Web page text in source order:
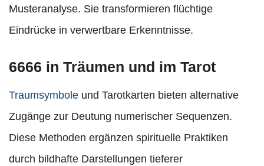
Musteranalyse. Sie transformieren flüchtige
Eindrücke in verwertbare Erkenntnisse.
6666 in Träumen und im Tarot
Traumsymbole und Tarotkarten bieten alternative
Zugänge zur Deutung numerischer Sequenzen.
Diese Methoden ergänzen spirituelle Praktiken
durch bildhafte Darstellungen tieferer